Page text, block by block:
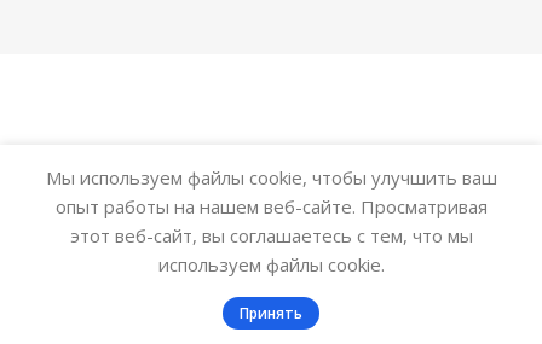
Мы используем файлы cookie, чтобы улучшить ваш
опыт работы на нашем веб-сайте. Просматривая
этот веб-сайт, вы соглашаетесь с тем, что мы
используем файлы cookie.
Принять